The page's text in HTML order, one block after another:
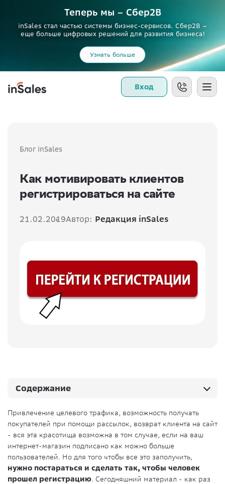
Теперь мы – Сбер2B
inSales стал частью системы бизнес-сервисов. Сбер2В –
еще больше цифровых решений для развития бизнеса!
Узнать больше
Вход
Блог inSales
Как мотивировать клиентов
регистрироваться на сайте
21.02.2019Автор: Редакция inSales
Привлечение целевого трафика, возможность получать
покупателей при помощи рассылок, возврат клиента на сайт
- вся эта красотища возможна в том случае, если на ваш
интернет-магазин подписано как можно больше
пользователей. Но для того чтобы все это заполучить,
нужно постараться и сделать так, чтобы человек
прошел регистрацию. Сегодняшний материал - как раз
Содержание